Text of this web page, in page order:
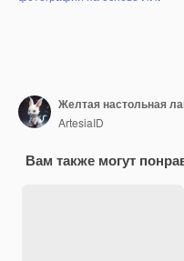
ArtesiaID
Вам также могут